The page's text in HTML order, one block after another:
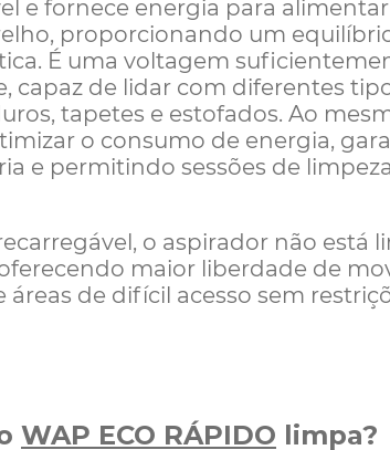
e fornece energia para
proporcionando um
É uma voltagem
capaz de lidar com diferentes
tapetes e estofados. Ao
o consumo de energia,
e permitindo sessões de
o aspirador não está
maior liberdade de
de difícil acesso sem
WAP ECO RÁPIDO limpa?